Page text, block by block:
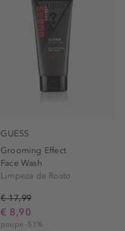
GUESS
Grooming Effect
Face Wash
Limpeza de Rosto
€ 17,99
€ 8,90
poupe -51%